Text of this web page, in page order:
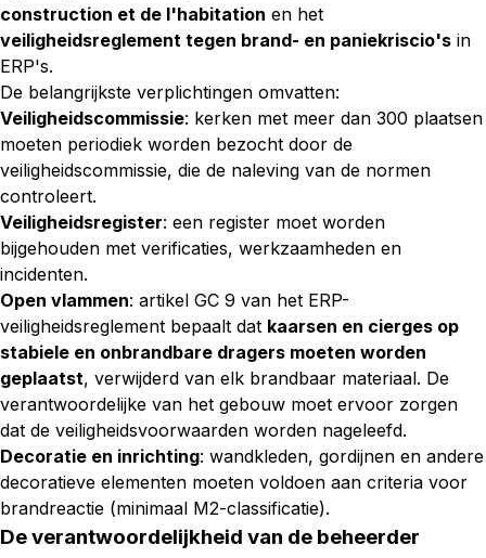
construction et de l'habitation en het
veiligheidsreglement tegen brand- en paniekriscio's in
ERP's.
De belangrijkste verplichtingen omvatten:
Veiligheidscommissie: kerken met meer dan 300 plaatsen
moeten periodiek worden bezocht door de
veiligheidscommissie, die de naleving van de normen
controleert.
Veiligheidsregister: een register moet worden
bijgehouden met verificaties, werkzaamheden en
incidenten.
Open vlammen: artikel GC 9 van het ERP-
veiligheidsreglement bepaalt dat kaarsen en cierges op
stabiele en onbrandbare dragers moeten worden
geplaatst, verwijderd van elk brandbaar materiaal. De
verantwoordelijke van het gebouw moet ervoor zorgen
dat de veiligheidsvoorwaarden worden nageleefd.
Decoratie en inrichting: wandkleden, gordijnen en andere
decoratieve elementen moeten voldoen aan criteria voor
brandreactie (minimaal M2-classificatie).
De verantwoordelijkheid van de beheerder